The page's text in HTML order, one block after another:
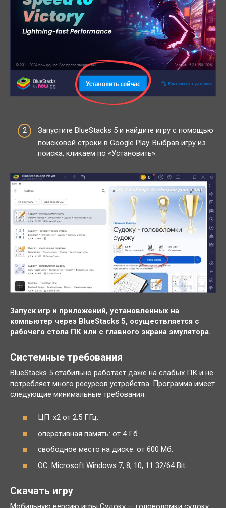
Запустите BlueStacks 5 и найдите игру с помощью
поисковой строки в Google Play. Выбрав игру из
поиска, кликаем по «Установить».
Запуск игр и приложений, установленных на
компьютер через BlueStacks 5, осуществляется с
рабочего стола ПК или с главного экрана эмулятора.
Системные требования
BlueStacks 5 стабильно работает даже на слабых ПК и не
потребляет много ресурсов устройства. Программа имеет
следующие минимальные требования:
ЦП: x2 от 2.5 ГГц.
оперативная память: от 4 Гб.
свободное место на диске: от 600 Мб.
ОС: Microsoft Windows 7, 8, 10, 11 32/64 Bit.
Скачать игру